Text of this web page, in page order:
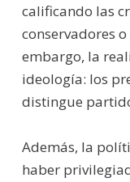
calificando las
conservadores
embargo, la
ideología: los
distingue
Además, la
haber